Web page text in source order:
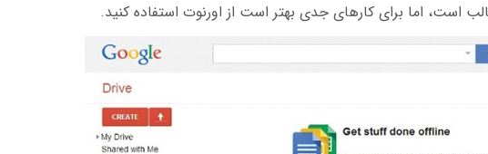
است، اما برای کارهای جدی بهتر است از اورنوت استفاده کنید.